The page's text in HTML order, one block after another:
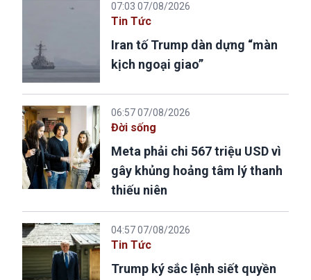
07:03 07/08/2026
Tin Tức
Iran tố Trump dàn dựng “màn
kịch ngoại giao”
06:57 07/08/2026
Đời sống
Meta phải chi 567 triệu USD vì
gây khủng hoảng tâm lý thanh
thiếu niên
04:57 07/08/2026
Tin Tức
Trump ký sắc lệnh siết quyền